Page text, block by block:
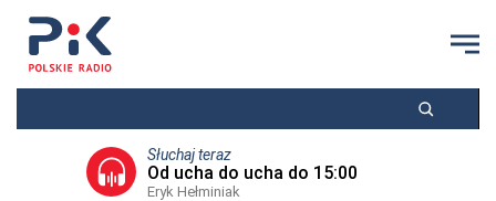
Słuchaj teraz
Od ucha do ucha do 15:00
Eryk Hełminiak